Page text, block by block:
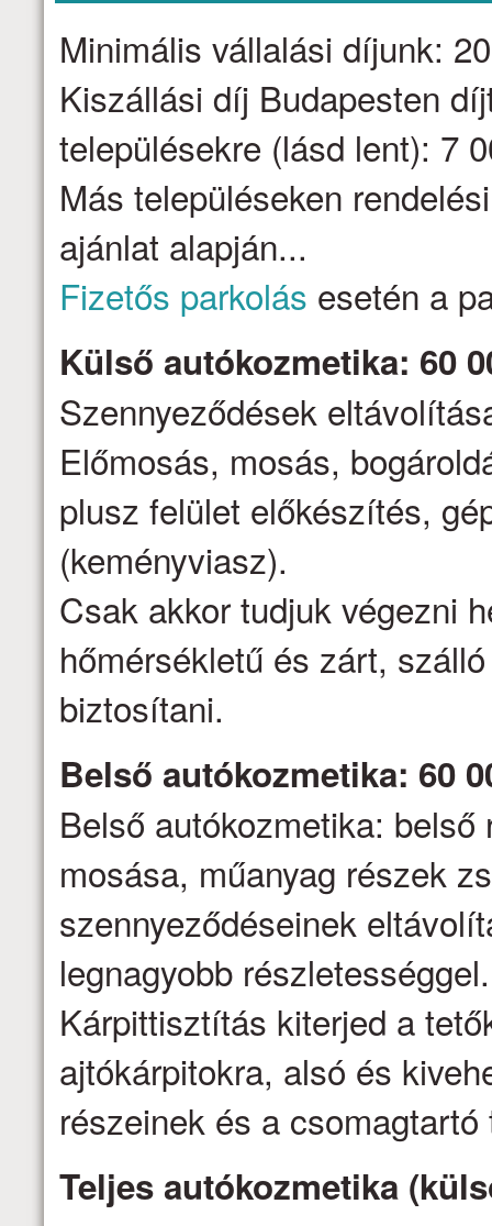
Minimális vállalási díjunk:
Kiszállási díj Budapesten
településekre (lásd lent): 7
Más településeken
ajánlat alapján...
Fizetős parkolás esetén a
Külső autókozmetika: 60
Szennyeződések
Előmosás, mosás,
plusz felület előkészítés,
(keményviasz).
Csak akkor tudjuk végezni
hőmérsékletű és zárt,
biztosítani.
Belső autókozmetika: 60
Belső autókozmetika:
mosása, műanyag részek
szennyeződéseinek
legnagyobb részletességgel.
Kárpittisztítás kiterjed a
ajtókárpitokra, alsó és
részeinek és a
Teljes autókozmetika